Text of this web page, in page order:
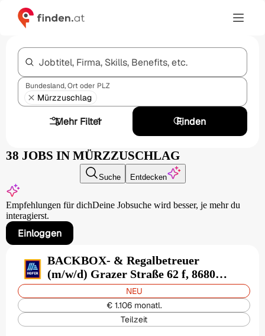
Jobtitel, Firma, Skills, Benefits, etc.
Bundesland, Ort oder PLZ
Mürzzuschlag
Mehr Filter
1 Finden
38 JOBS IN MÜRZZUSCHLAG
Suche Entdecken
Empfehlungen für dichDeine Jobsuche wird besser, je mehr du
interagierst.
Einloggen
BACKBOX- & Regalbetreuer
(m/w/d) Grazer Straße 62 f, 8680
Mürzzuschlag
NEU
€ 1.106 monatl.
Teilzeit